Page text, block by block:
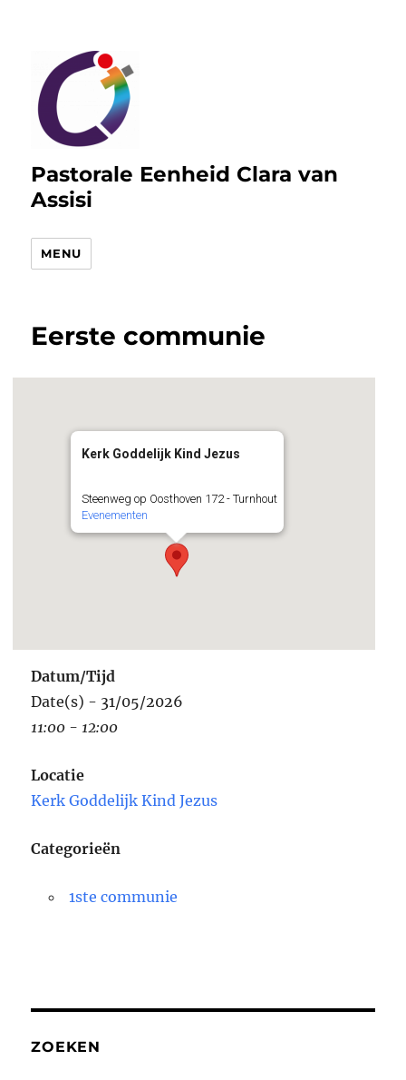
Pastorale Eenheid Clara van
Assisi
MENU
Eerste communie
Kerk Goddelijk Kind Jezus
Steenweg op Oosthoven 172 - Turnhout
Evenementen
Datum/Tijd
Date(s) - 31/05/2026
11:00 - 12:00
Locatie
Kerk Goddelijk Kind Jezus
Categorieën
1ste communie
ZOEKEN